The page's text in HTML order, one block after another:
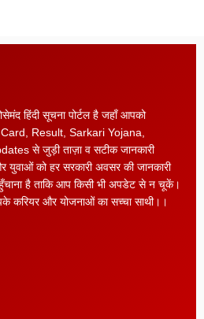
हिंदी सूचना पोर्टल है जहाँ आपको
Result, Sarkari Yojana,
से जुड़ी ताज़ा व सटीक जानकारी
युवाओं को हर सरकारी अवसर की जानकारी
है ताकि आप किसी भी अपडेट से न चूकें।
और योजनाओं का सच्चा साथी।।